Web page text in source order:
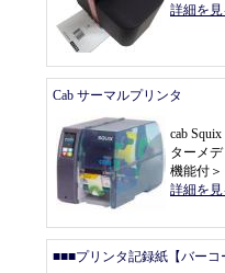
詳細を
Cab サーマルプリンタ
cab
ターメ
機能付
詳細を
■■■プリンタ記録紙【バー